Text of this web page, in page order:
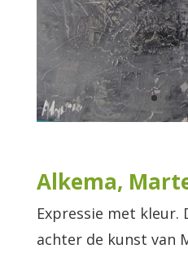
Alkema,
Expressie met kleur.
achter de kunst van